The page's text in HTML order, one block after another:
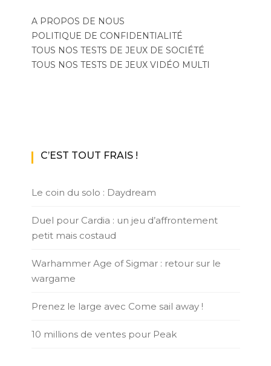
A PROPOS DE NOUS
POLITIQUE DE CONFIDENTIALITÉ
TOUS NOS TESTS DE JEUX DE SOCIÉTÉ
TOUS NOS TESTS DE JEUX VIDÉO MULTI
C’EST TOUT FRAIS !
Le coin du solo : Daydream
Duel pour Cardia : un jeu d’affrontement
petit mais costaud
Warhammer Age of Sigmar : retour sur le
wargame
Prenez le large avec Come sail away !
10 millions de ventes pour Peak